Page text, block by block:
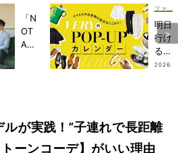
「N
OT
A
記憶
に一
生残
明日
行け
る
VER
プア
ップ
2026
が実践！“子連れで長距離
ーンコーデ】がいい理由